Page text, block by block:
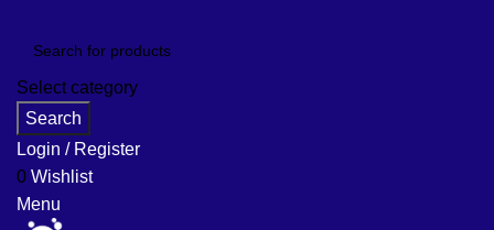
Select category
Search
Login / Register
0 Wishlist
Menu